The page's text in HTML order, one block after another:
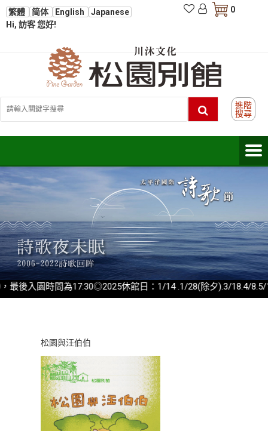
繁體 简体 English
Japanese
Hi, 訪客 您好!
0
進階
搜尋
最後入園時間為17:30◎2025休館日：1/14 .1/28(除夕).3/18.4/
松園與汪伯伯